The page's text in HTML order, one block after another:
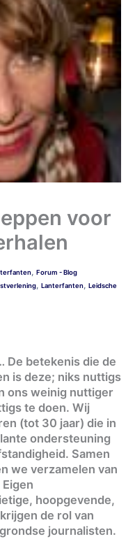
voor
, Forum - Blog
, Lanterfanten, Leidsche
De betekenis die de
is deze; niks nuttigs
ons weinig nuttiger
te doen. Wij
(tot 30 jaar) die in
ondersteuning
Samen
we verzamelen van
hoopgevende,
de rol van
journalisten.